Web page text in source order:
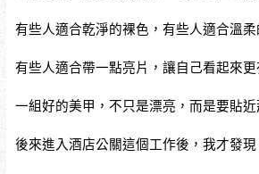
有些人適合乾淨的裸色，有些人適合溫柔
有些人適合帶一點亮片，讓自己看起來更
一組好的美甲，不只是漂亮，而是要貼近
後來進入酒店公關這個工作後，我才發現